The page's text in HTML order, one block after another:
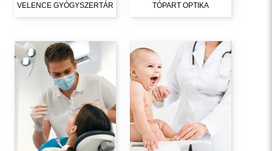
VELENCE GYÓGYSZERTÁR TÓPART OPTIKA